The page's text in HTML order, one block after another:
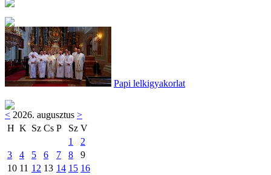
Papi lelkigyakorlat
< 2026. augusztus >
H K Sz Cs P Sz V
1
2
3
4 5 6 7 8
9
10 11 12 13 14 15 16